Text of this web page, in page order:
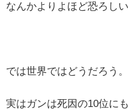
なんかよりよほど恐ろしい
では世界ではどうだろう。
実はガンは死因の10位に